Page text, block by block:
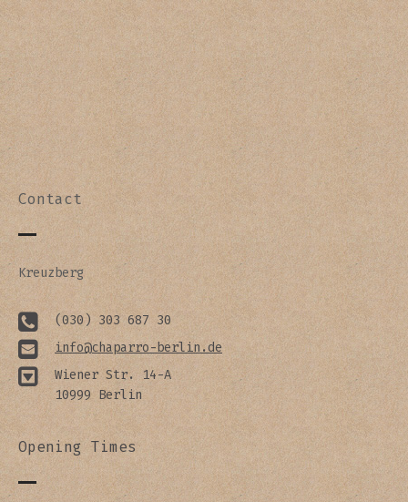
Contact
Kreuzberg
(030) 303 687 30
info@chaparro-berlin.de
Wiener Str. 14-A
10999 Berlin
Opening Times